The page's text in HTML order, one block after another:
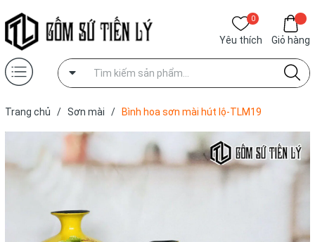
0
Yêu thích Giỏ hàng
Trang chủ / Sơn mài / Bình hoa sơn mài hút lộ-TLM19